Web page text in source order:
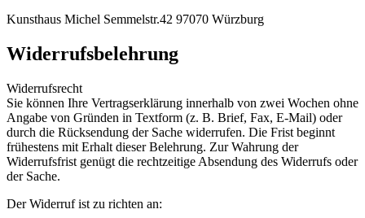
Kunsthaus Michel Semmelstr.42 97070 Würzburg
Widerrufsbelehrung
Widerrufsrecht
Sie können Ihre Vertragserklärung innerhalb von zwei Wochen ohne
Angabe von Gründen in Textform (z. B. Brief, Fax, E-Mail) oder
durch die Rücksendung der Sache widerrufen. Die Frist beginnt
frühestens mit Erhalt dieser Belehrung. Zur Wahrung der
Widerrufsfrist genügt die rechtzeitige Absendung des Widerrufs oder
der Sache.
Der Widerruf ist zu richten an: